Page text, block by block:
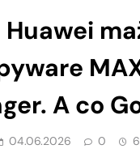
A co
04.06.2026 0